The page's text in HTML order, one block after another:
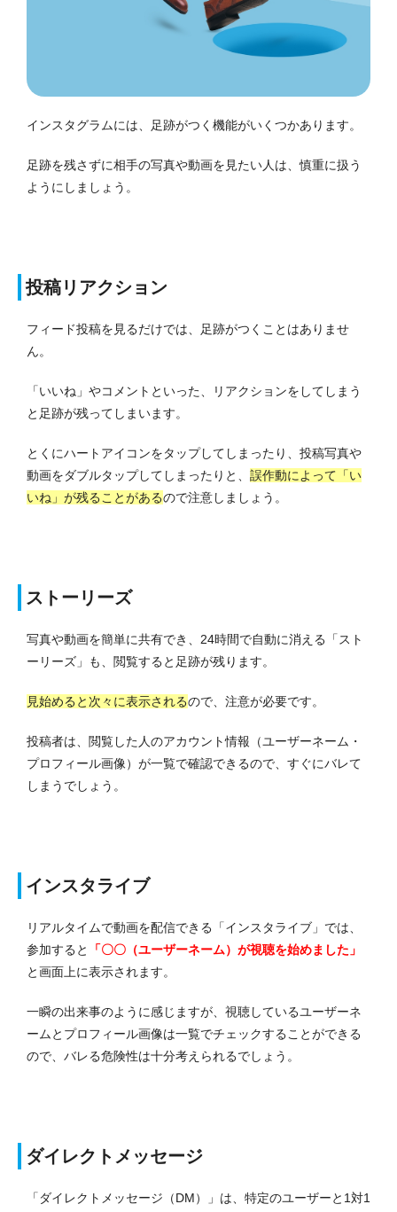
インスタグラムには、足跡がつく機能がいくつかあります。
足跡を残さずに相手の写真や動画を見たい人は、慎重に扱う
ようにしましょう。
投稿リアクション
フィード投稿を見るだけでは、足跡がつくことはありませ
ん。
「いいね」やコメントといった、リアクションをしてしまう
と足跡が残ってしまいます。
とくにハートアイコンをタップしてしまったり、投稿写真や
動画をダブルタップしてしまったりと、 誤作動によって「い
いね」が残ることがあるので注意しましょう。
ストーリーズ
写真や動画を簡単に共有でき、24時間で自動に消える「スト
ーリーズ」も、閲覧すると足跡が残ります。
見始めると次々に表示されるので、注意が必要です。
投稿者は、閲覧した人のアカウント情報（ユーザーネーム・
プロフィール画像）が一覧で確認できるので、すぐにバレて
しまうでしょう。
インスタライブ
リアルタイムで動画を配信できる「インスタライブ」では、
参加すると
「〇〇（ユーザーネーム）が視聴を始めました」
と画面上に表示されます。
一瞬の出来事のように感じますが、視聴しているユーザーネ
ームとプロフィール画像は一覧でチェックすることができる
ので、バレる危険性は十分考えられるでしょう。
ダイレクトメッセージ
「ダイレクトメッセージ（DM）」は、特定のユーザーと1対1